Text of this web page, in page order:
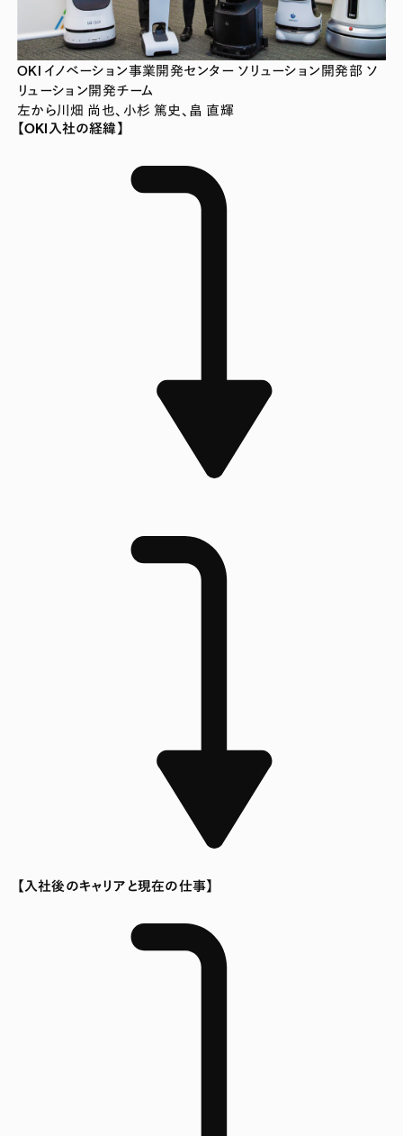
OKI イノベーション事業開発センター ソリューション開発部 ソ
リューション開発チーム
左から川畑 尚也、小杉 篤史、畠 直輝
【OKI入社の経緯】
【入社後のキャリアと現在の仕事】